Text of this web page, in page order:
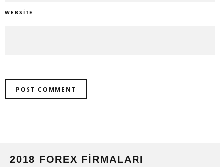
WEBSITE
2018 FOREX FIRMALARI